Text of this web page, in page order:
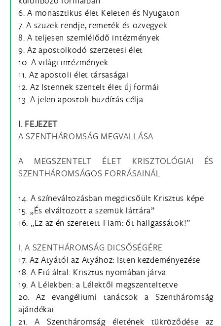
6. A monasztikus élet Keleten és Nyugaton
7. A szüzek rendje, remeték és özvegyek
8. A teljesen szemlélődő intézmények
9. Az apostolkodó szerzetesi élet
10. A világi intézmények
11. Az apostoli élet társaságai
12. Az Istennek szentelt élet új formái
13. A jelen apostoli buzdítás célja
I. FEJEZET
A SZENTHÁROMSÁG MEGVALLÁSA
A MEGSZENTELT ÉLET KRISZTOLÓGIAI ÉS
SZENTHÁROMSÁGOS FORRÁSAINÁL
14. A színeváltozásban megdicsőült Krisztus képe
15. „És elváltozott a szemük láttára”
16. „Ez az én szeretett Fiam: őt hallgassátok!”
I. A SZENTHÁROMSÁG DICSŐSÉGÉRE
17. Az Atyától az Atyához: Isten kezdeményezése
18. A Fiú által: Krisztus nyomában járva
19. A Lélekben: a Lélektől megszenteltetve
20. Az evangéliumi tanácsok a Szentháromság
ajándékai
21. A Szentháromság életének tükröződése az